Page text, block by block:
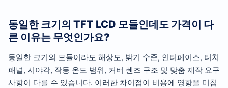
동일한 크기의 TFT LCD 모듈인데도 가격이 다
른 이유는 무엇인가요?
동일한 크기의 모듈이라도 해상도, 밝기 수준, 인터페이스, 터치
패널, 시야각, 작동 온도 범위, 커버 렌즈 구조 및 맞춤 제작 요구
사항이 다를 수 있습니다. 이러한 차이점이 비용에 영향을 미칩